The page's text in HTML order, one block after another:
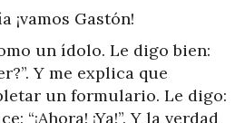
¡vamos Gastón!
un ídolo. Le digo bien:
Y me explica que
un formulario. Le digo:
“¡Ahora! ¡Ya!”. Y la verdad